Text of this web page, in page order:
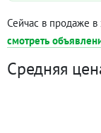
Сейчас в продаже
смотреть
Средняя